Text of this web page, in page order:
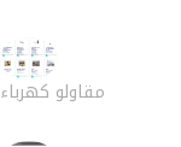
مقاولو كهرباء